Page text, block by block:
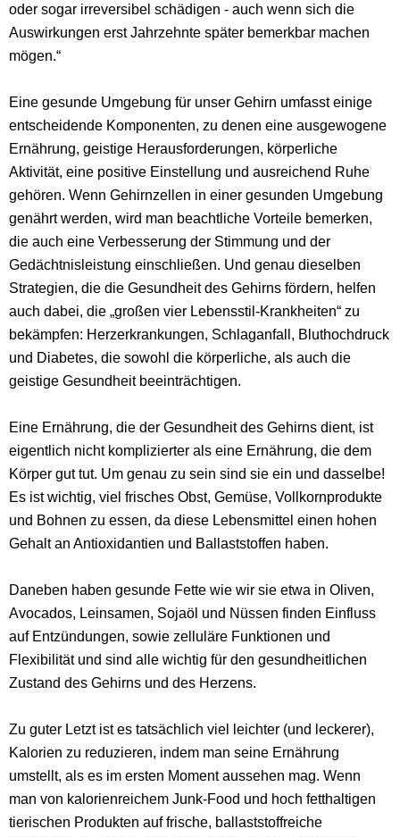
oder sogar irreversibel schädigen - auch wenn sich die
Auswirkungen erst Jahrzehnte später bemerkbar machen
mögen.“
Eine gesunde Umgebung für unser Gehirn umfasst einige
entscheidende Komponenten, zu denen eine ausgewogene
Ernährung, geistige Herausforderungen, körperliche
Aktivität, eine positive Einstellung und ausreichend Ruhe
gehören. Wenn Gehirnzellen in einer gesunden Umgebung
genährt werden, wird man beachtliche Vorteile bemerken,
die auch eine Verbesserung der Stimmung und der
Gedächtnisleistung einschließen. Und genau dieselben
Strategien, die die Gesundheit des Gehirns fördern, helfen
auch dabei, die „großen vier Lebensstil-Krankheiten“ zu
bekämpfen: Herzerkrankungen, Schlaganfall, Bluthochdruck
und Diabetes, die sowohl die körperliche, als auch die
geistige Gesundheit beeinträchtigen.
Eine Ernährung, die der Gesundheit des Gehirns dient, ist
eigentlich nicht komplizierter als eine Ernährung, die dem
Körper gut tut. Um genau zu sein sind sie ein und dasselbe!
Es ist wichtig, viel frisches Obst, Gemüse, Vollkornprodukte
und Bohnen zu essen, da diese Lebensmittel einen hohen
Gehalt an Antioxidantien und Ballaststoffen haben.
Daneben haben gesunde Fette wie wir sie etwa in Oliven,
Avocados, Leinsamen, Sojaöl und Nüssen finden Einfluss
auf Entzündungen, sowie zelluläre Funktionen und
Flexibilität und sind alle wichtig für den gesundheitlichen
Zustand des Gehirns und des Herzens.
Zu guter Letzt ist es tatsächlich viel leichter (und leckerer),
Kalorien zu reduzieren, indem man seine Ernährung
umstellt, als es im ersten Moment aussehen mag. Wenn
man von kalorienreichem Junk-Food und hoch fetthaltigen
tierischen Produkten auf frische, ballaststoffreiche